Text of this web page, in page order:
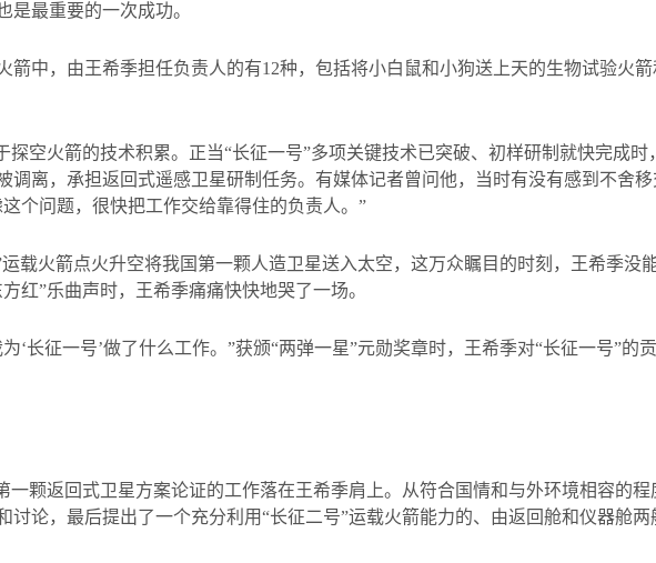
是最重要的一次成功。
箭中，由王希季担任负责人的有12种，包括将小白鼠和小狗送上天的生物试验火
探空火箭的技术积累。正当“长征一号”多项关键技术已突破、初样研制就快完成时
调离，承担返回式遥感卫星研制任务。有媒体记者曾问他，当时有没有感到不舍移
个问题，很快把工作交给靠得住的负责人。”
运载火箭点火升空将我国第一颗人造卫星送入太空，这万众瞩目的时刻，王希季没
红”乐曲声时，王希季痛痛快快地哭了一场。
‘长征一号’做了什么工作。”获颁“两弹一星”元勋奖章时，王希季对“长征一号”的
一颗返回式卫星方案论证的工作落在王希季肩上。从符合国情和与外环境相容的程
讨论，最后提出了一个充分利用“长征二号”运载火箭能力的、由返回舱和仪器舱两